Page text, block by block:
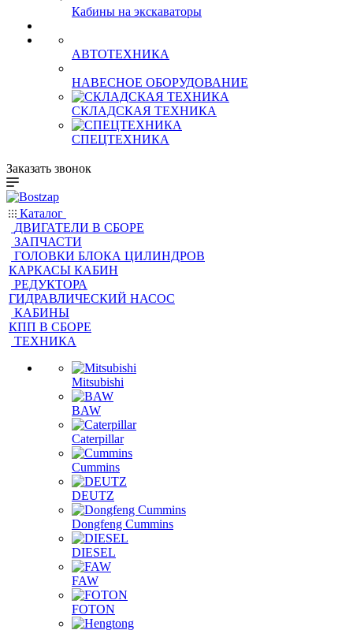
НАВЕСНОЕ ОБОРУДОВАНИЕ
СКЛАДСКАЯ ТЕХНИКА
СПЕЦТЕХНИКА
Заказать звонок
Каталог
ДВИГАТЕЛИ В СБОРЕ
ЗАПЧАСТИ
ГОЛОВКИ БЛОКА ЦИЛИНДРОВ
КАРКАСЫ КАБИН
РЕДУКТОРА
ГИДРАВЛИЧЕСКИЙ НАСОС
КАБИНЫ
ТЕХНИКА
Mitsubishi
BAW
Caterpillar
Cummins
DEUTZ
Dongfeng Cummins
DIESEL
FAW